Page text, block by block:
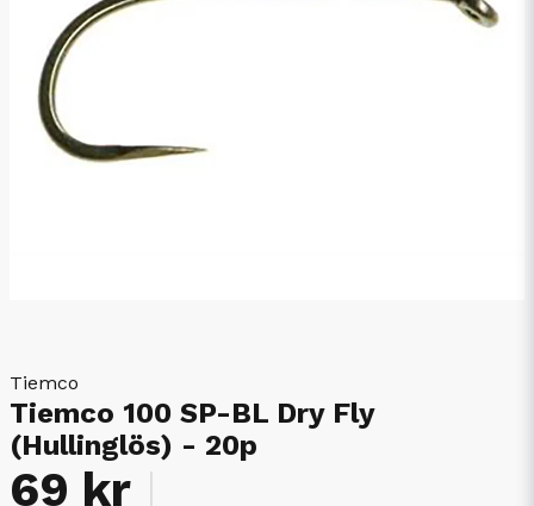
Tiemco
Tiemco 100 SP-BL Dry Fly
(Hullinglös) - 20p
69 kr